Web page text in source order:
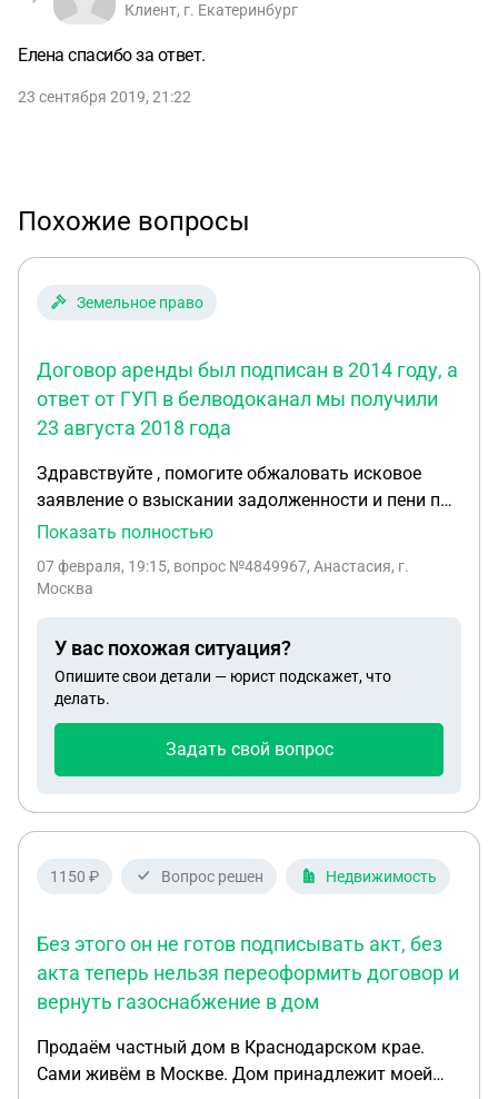
Клиент, г. Екатеринбург
Елена спасибо за ответ.
23 сентября 2019, 21:22
Похожие вопросы
Земельное право
Договор аренды был подписан в 2014 году, а
ответ от ГУП в белводоканал мы получили
23 августа 2018 года
Здравствуйте , помогите обжаловать исковое
заявление о взыскании задолженности и пени по
договору аренды земельного участка. Участок не
протяжении четырёх лет мы ждали уведомления
подписан в 2014 году, а ответ от ГУП в
белводоканал мы получили 23 августа 2018 года.
В нем говорилось о невозможности
строительства в данном массиве сети и
водоснабжения и водоотведения, после чего нам
чего так и не произошло. На протяжении всего
не было получено ни одного бумажного либо
также неверно указан почтовый адрес на
которые должны были приходить чеки об оплате.
Показать полностью
07 февраля, 19:15, вопрос №4849967, Анастасия, г.
Москва
У вас похожая ситуация?
Опишите свои детали — юрист подскажет, что
делать.
Задать свой вопрос
1150 ₽ Вопрос решен Недвижимость
Без этого он не готов подписывать акт, без
акта теперь нельзя переоформить договор и
вернуть газоснабжение в дом
Продаём частный дом в Краснодарском крае.
Сами живём в Москве. Дом принадлежит моей